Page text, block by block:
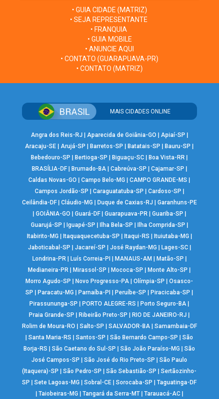
• GUIA CIDADE (MATRIZ)
• SEJA REPRESENTANTE
• FRANQUIA
• GUIA MOBILE
• ANUNCIE AQUI
• CONTATO (GUARAPUAVA-PR)
• CONTATO (MATRIZ)
MAIS CIDADES ONLINE
Angra dos Reis-RJ Aparecida de Goiânia-GO Apiaí-SP
Aracaju-SE |Arujá-SP Barretos-SP Batatais-SP Bauru-SP
Bebedouro-SP
Bertioga-SP Biguaçu-SC Boa Vista-RR
BRASÍLIA-DF| Brumado-BA| Cabreúva-SP Cajamar-SP
Caldas Novas-GO
|Campo Belo-MG |CAMPO GRANDE-MS
Campos Jordão-SP
Caraguatatuba-SP Cardoso-SP
Ceilândia-DF| Cláudio-MG Duque de Caxias-RJ
Garanhuns-PE
GOIÂNIA-GO Guará-DF| Guarapuava-PR| Guariba-SP
Guarujá-SP
Iguapé-SP Ilha Bela-SP Ilha Comprida-SP
Itabirito-MG
Itaquaquecetuba-SP Itaqui-RS Ituiutaba-MG
Jaboticabal-SP
Jacareí-SP José Raydan-MG Lages-SC|
Londrina-PR| Luís Correia-PI MANAUS-AM Matão-SP
Medianeira-PR
Mirassol-SP Mococa-SP Monte Alto-SP
Morro Agudo-SP
Novo Progresso-PA |Olímpia-SP |Osasco-
SP
Paracatu-MG Parnaíba-PI Peruíbe-SP Piracicaba-SP
Pirassununga-SP
PORTO ALEGRE-RS Porto Seguro-BA
Praia Grande-SP
Ribeirão Preto-SP RIO DE JANEIRO-RJ
Rolim de Moura-RO
Salto-SP SALVADOR-BA| Samambaia-DF
|Santa Maria-RS |Santos-SP |São Bernardo Campo-SP |São
Borja-RS
|São Caetano do Sul-SP |São João Paraíso-MG |São
José Campos-SP
|São José do Rio Preto-SP |São Paulo
(Itaquera)-SP
|São Pedro-SP |São Sebastião-SP |Sertãozinho-
SP
|Sete Lagoas-MG |Sobral-CE |Sorocaba-SP |Taguatinga-DF
Taiobeiras-MG Tangará da Serra-MT| Tarauacá-AC|